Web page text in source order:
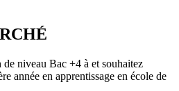
niveau Bac +4 à et souhaitez
année en apprentissage en école de